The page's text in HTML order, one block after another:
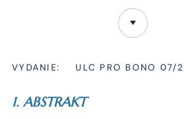
VYDANIE: ULC PRO BONO 07/
1. ABSTRAKT